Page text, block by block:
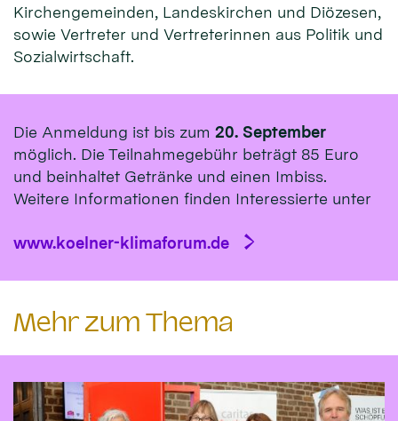
Kirchengemeinden, Landeskirchen und Diözesen,
sowie Vertreter und Vertreterinnen aus Politik und
Sozialwirtschaft.
Die Anmeldung ist bis zum 20. September
möglich. Die Teilnahmegebühr beträgt 85 Euro
und beinhaltet Getränke und einen Imbiss.
Weitere Informationen finden Interessierte unter
www.koelner-klimaforum.de
Mehr zum Thema